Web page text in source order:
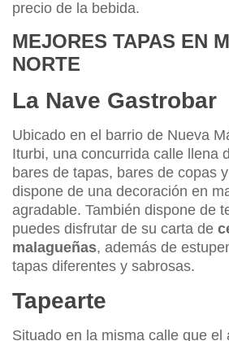
precio de la bebida.
MEJORES TAPAS EN
NORTE
La Nave Gastrobar
Ubicado en el barrio de Nueva
Iturbi, una concurrida calle llena
bares de tapas, bares de copas
dispone de una decoración en
agradable. También dispone de
puedes disfrutar de su carta de
malagueñas, además de
tapas diferentes y sabrosas.
Tapearte
Situado en la misma calle que el